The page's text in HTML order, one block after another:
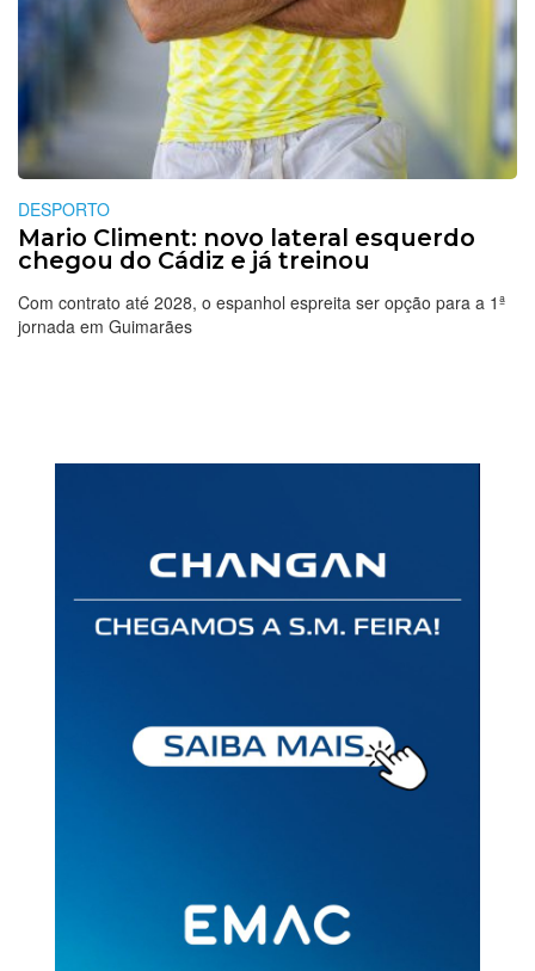
DESPORTO
Mario Climent: novo lateral esquerdo
chegou do Cádiz e já treinou
Com contrato até 2028, o espanhol espreita ser opção para a 1ª
jornada em Guimarães